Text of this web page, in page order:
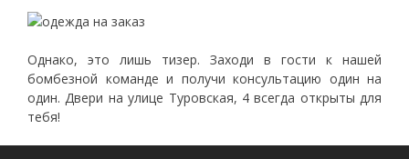
Однако, это лишь тизер. Заходи в гости к нашей
бомбезной команде и получи консультацию один на
один. Двери на улице Туровская, 4 всегда открыты для
тебя!